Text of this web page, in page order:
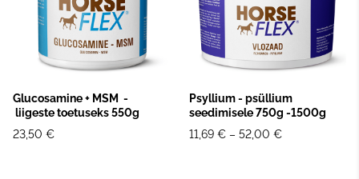
Glucosamine + MSM -
liigeste toetuseks 550g
23,50 €
Psyllium - psüllium
seedimisele 750g -1500g
11,69 € – 52,00 €